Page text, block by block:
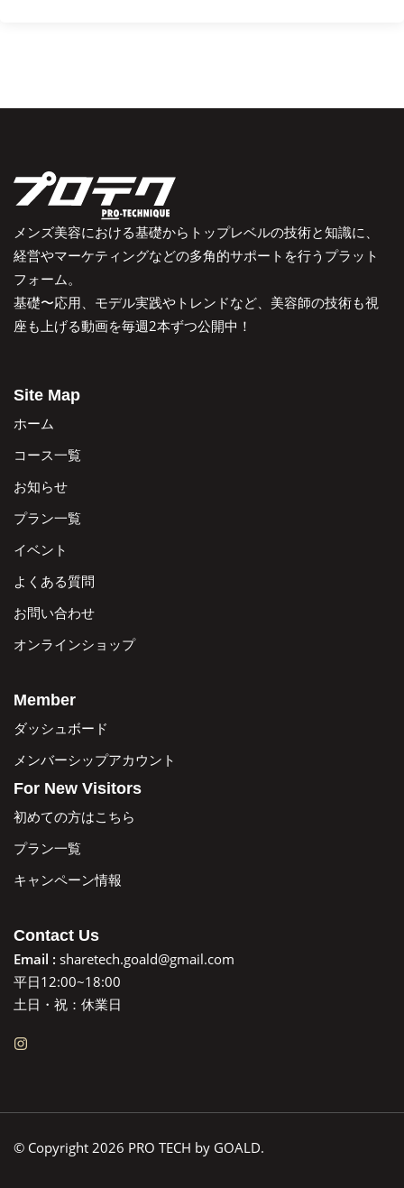
メンズ美容における基礎からトップレベルの技術と知識に、
経営やマーケティングなどの多角的サポートを行うプラット
フォーム。
基礎〜応用、モデル実践やトレンドなど、美容師の技術も視
座も上げる動画を毎週2本ずつ公開中！
Site Map
ホーム
コース一覧
お知らせ
プラン一覧
イベント
よくある質問
お問い合わせ
オンラインショップ
Member
ダッシュボード
メンバーシップアカウント
For New Visitors
初めての方はこちら
プラン一覧
キャンペーン情報
Contact Us
Email : sharetech.goald@gmail.com
平日12:00~18:00
土日・祝：休業日
© Copyright 2026 PRO TECH by GOALD.